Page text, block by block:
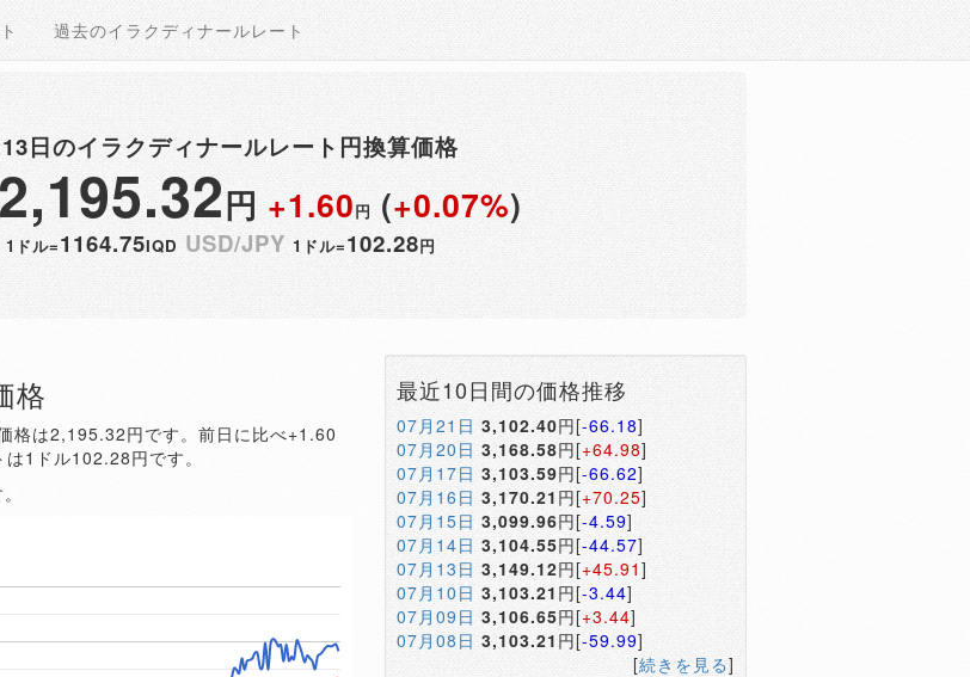
過去のイラクディナールレート
日のイラクディナールレート円換算価格
2,195.32円+1.60円 (+0.07%)
1ドル=1164.75IQD USD/JPY 1ドル=102.28円
格
格は2,195.32円です。前日に比べ+1.60
1ドル102.28円です。
最近10日間の価格推移
07月21日 3,102.40円[-66.18]
07月20日 3,168.58円[+64.98]
07月17日 3,103.59円[-66.62]
07月16日 3,170.21 円[+70.25]
07月15日 3,099.96円[-4.59]
07月14日 3,104.55円[-44.57]
07月13日 3,149.12円[+45.91 ]
07月10日 3,103.21円[-3.44]
07月09日 3,106.65円[+3.44]
07月08日 3,103.21 円[-59.99]
[続きを見る]